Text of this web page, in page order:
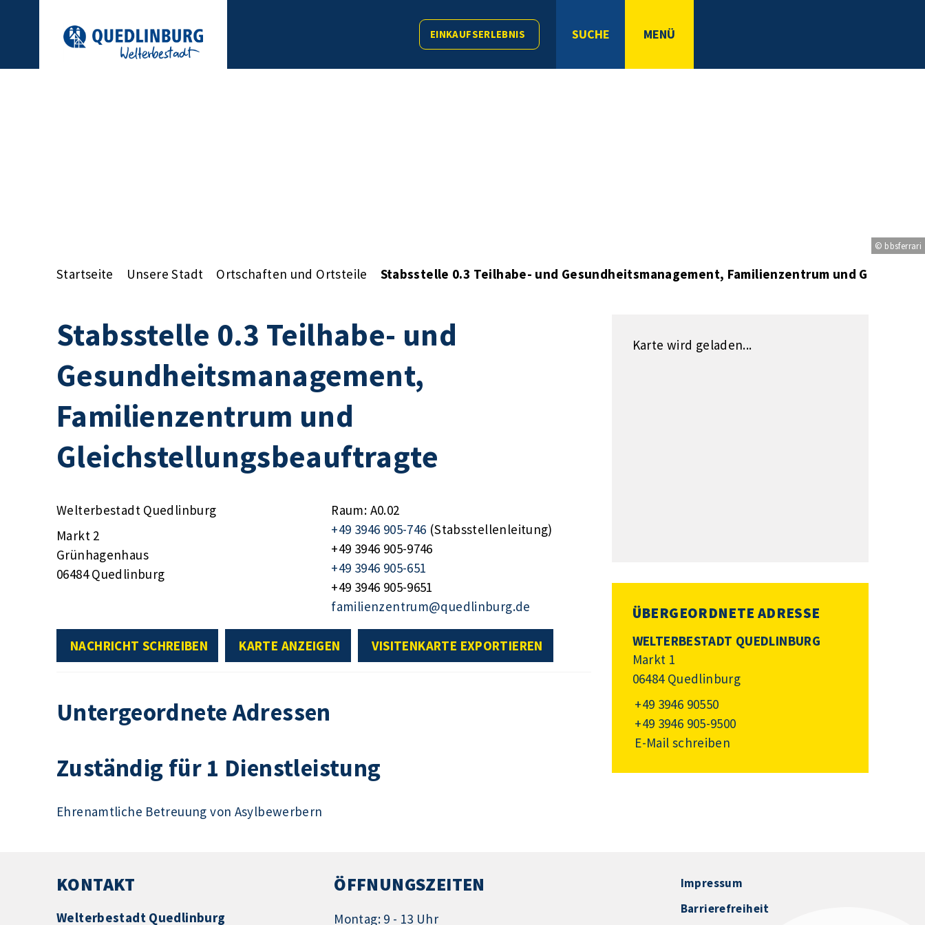
EINKAUFSERLEBNIS SUCHE MENÜ
© bbsferrari
Startseite Unsere Stadt Ortschaften und Ortsteile Stabsstelle 0.3 Teilhabe- und Gesundheitsmanagement, Familienzentrum und
Stabsstelle 0.3 Teilhabe- und
Gesundheitsmanagement,
Familienzentrum und
Gleichstellungsbeauftragte
Welterbestadt Quedlinburg
Markt 2
Grünhagenhaus
06484 Quedlinburg
Raum: A0.02
+49 3946 905-746 (Stabsstellenleitung)
+49 3946 905-9746
+49 3946 905-651
+49 3946 905-9651
familienzentrum@quedlinburg.de
NACHRICHT SCHREIBEN KARTE ANZEIGEN VISITENKARTE EXPORTIEREN
Untergeordnete Adressen
Zuständig für 1 Dienstleistung
Ehrenamtliche Betreuung von Asylbewerbern
Karte wird geladen...
ÜBERGEORDNETE ADRESSE
WELTERBESTADT QUEDLINBURG
Markt 1
06484 Quedlinburg
+49 3946 90550
+49 3946 905-9500
E-Mail schreiben
KONTAKT
Welterbestadt Quedlinburg
ÖFFNUNGSZEITEN
Montag: 9 - 13 Uhr
Impressum
Barrierefreiheit